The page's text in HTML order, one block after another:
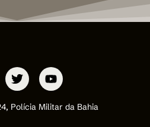
Polícia Militar da Bahia